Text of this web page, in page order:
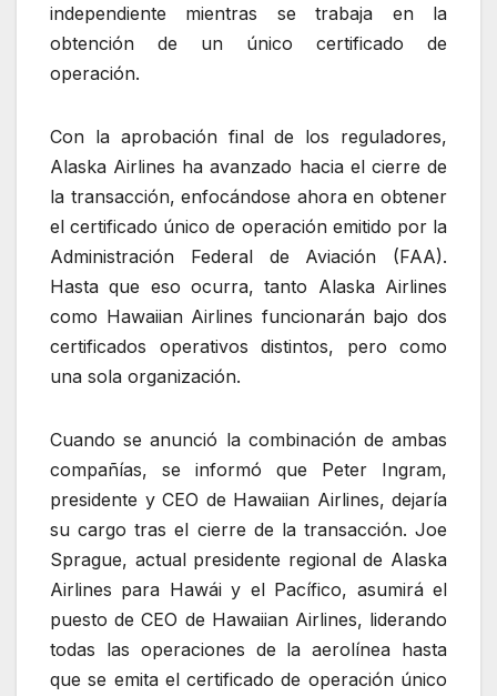
independiente mientras se trabaja en la
obtención de un único certificado de
operación.
Con la aprobación final de los reguladores,
Alaska Airlines ha avanzado hacia el cierre de
la transacción, enfocándose ahora en obtener
el certificado único de operación emitido por la
Administración Federal de Aviación (FAA).
Hasta que eso ocurra, tanto Alaska Airlines
como Hawaiian Airlines funcionarán bajo dos
certificados operativos distintos, pero como
una sola organización.
Cuando se anunció la combinación de ambas
compañías, se informó que Peter Ingram,
presidente y CEO de Hawaiian Airlines, dejaría
su cargo tras el cierre de la transacción. Joe
Sprague, actual presidente regional de Alaska
Airlines para Hawái y el Pacífico, asumirá el
puesto de CEO de Hawaiian Airlines, liderando
todas las operaciones de la aerolínea hasta
que se emita el certificado de operación único